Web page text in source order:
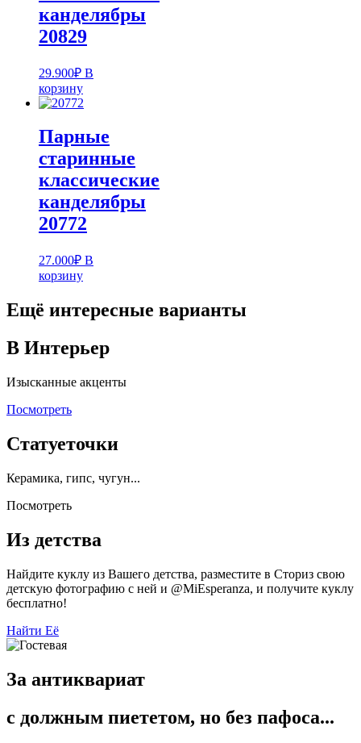
канделябры
20829
29.900₽ В
корзину
Парные
старинные
классические
канделябры
20772
27.000₽ В
корзину
Ещё интересные варианты
В Интерьер
Изысканные акценты
Посмотреть
Статуеточки
Керамика, гипс, чугун...
Посмотреть
Из детства
Найдите куклу из Вашего детства, разместите в Сториз свою
детскую фотографию с ней и @MiEsperanza, и получите куклу
бесплатно!
Найти Её
За антиквариат
с должным пиететом, но без пафоса...